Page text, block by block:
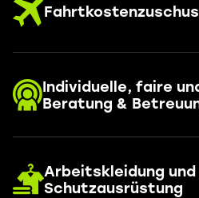
Individuelle, faire
Beratung &
Arbeitskleidung
Schutzausrüstung